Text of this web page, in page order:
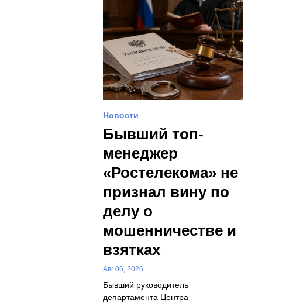
Новости
Бывший топ-
менеджер
«Ростелекома» не
признал вину по
делу о
мошенничестве и
взятках
Авг 06, 2026
Бывший руководитель
департамента Центра